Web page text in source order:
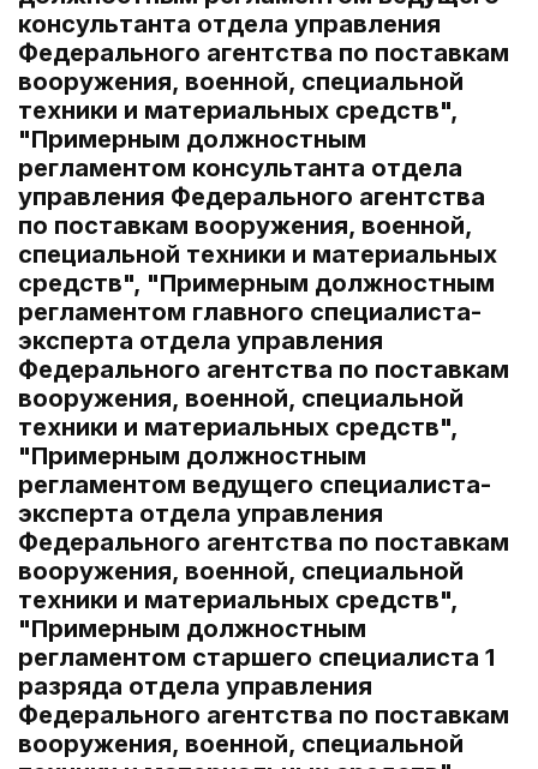
консультанта отдела управления
Федерального агентства по поставкам
вооружения, военной, специальной
техники и материальных средств",
"Примерным должностным
регламентом консультанта отдела
управления Федерального агентства
по поставкам вооружения, военной,
специальной техники и материальных
средств", "Примерным должностным
регламентом главного специалиста-
эксперта отдела управления
Федерального агентства по поставкам
вооружения, военной, специальной
техники и материальных средств",
"Примерным должностным
регламентом ведущего специалиста-
эксперта отдела управления
Федерального агентства по поставкам
вооружения, военной, специальной
техники и материальных средств",
"Примерным должностным
регламентом старшего специалиста 1
разряда отдела управления
Федерального агентства по поставкам
вооружения, военной, специальной